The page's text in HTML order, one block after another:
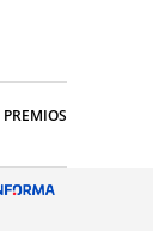
PREMIOS